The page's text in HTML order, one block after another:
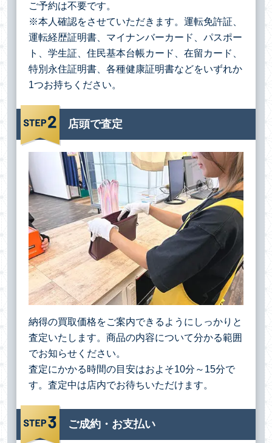
ご予約は不要です。
※本人確認をさせていただきます。運転免許証、
運転経歴証明書、マイナンバーカード、パスポー
ト、学生証、住民基本台帳カード、在留カード、
特別永住証明書、各種健康証明書などをいずれか
1つお持ちください。
店頭で査定
納得の買取価格をご案内できるようにしっかりと
査定いたします。商品の内容について分かる範囲
でお知らせください。
査定にかかる時間の目安はおよそ10分～15分で
す。査定中は店内でお待ちいただけます。
ご成約・お支払い